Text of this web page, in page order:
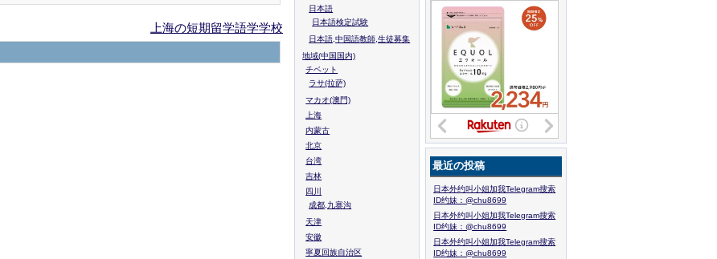
上海の短期留学語学学校
日本語
日本語検定試験
日本語,中国語教師,生徒募集
地域(中国国内)
チベット
ラサ(拉萨)
マカオ(澳門)
上海
内蒙古
北京
台湾
吉林
四川
成都,九寨沟
天津
安徽
寧夏回族自治区
最近の投稿
日本外约叫小姐加我Telegram搜索
ID约妹：@chu8699
日本外约叫小姐加我Telegram搜索
ID约妹：@chu8699
日本外约叫小姐加我Telegram搜索
ID约妹：@chu8699